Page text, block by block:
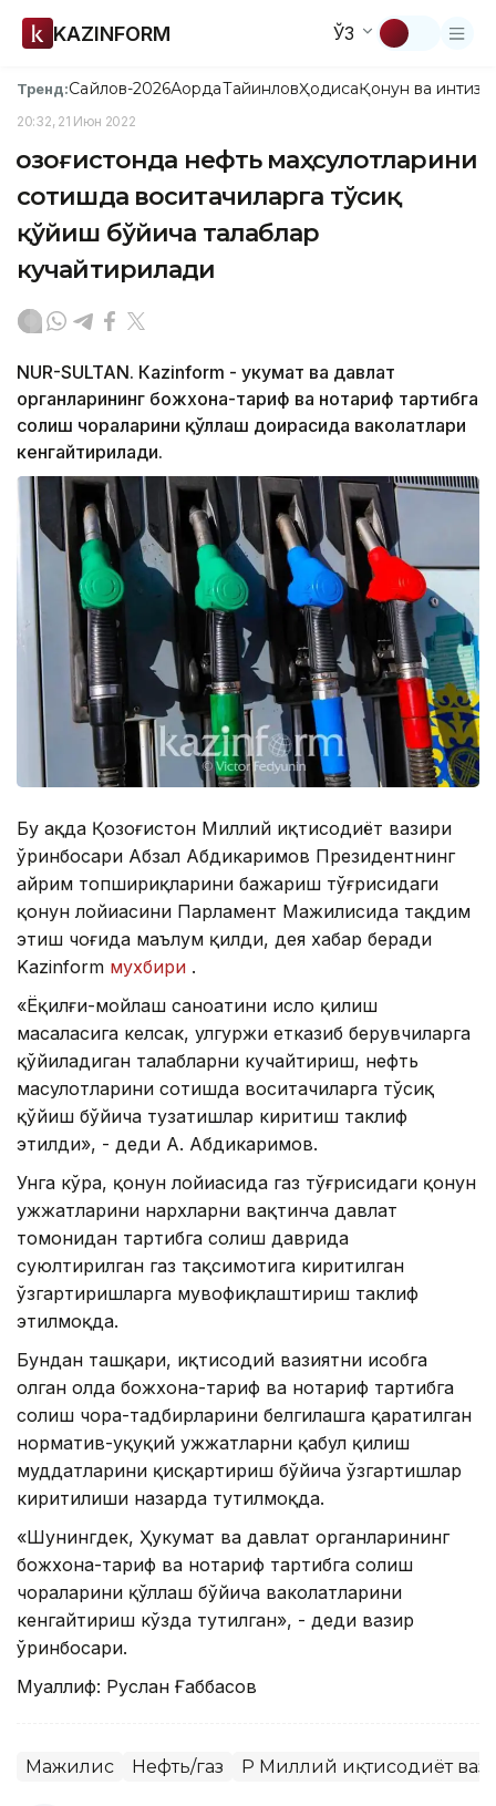
KAZINFORM ЎЗ
Тренд:Сайлов-2026АқордаТайинловҲодисаҚонун ва
20:32, 21 Июн 2022
Қозоғистонда нефть маҳсулотларини
сотишда воситачиларга тўсиқ
қўйиш бўйича талаблар
кучайтирилади
NUR-SULTAN. Кazinform - Ҳукумат ва давлат
органларининг божхона-тариф ва нотариф тартибга
солиш чораларини қўллаш доирасида ваколатлари
кенгайтирилади.
Бу ҳақда Қозоғистон Миллий иқтисодиёт вазири
ўринбосари Абзал Абдикаримов Президентнинг
айрим топшириқларини бажариш тўғрисидаги
қонун лойиҳасини Парламент Мажилисида тақдим
этиш чоғида маълум қилди, дея хабар беради
Kazinform мухбири .
«Ёқилғи-мойлаш саноатини ислоҳ қилиш
масаласига келсак, улгуржи етказиб берувчиларга
қўйиладиган талабларни кучайтириш, нефть
маҳсулотларини сотишда воситачиларга тўсиқ
қўйиш бўйича тузатишлар киритиш таклиф
этилди», - деди А. Абдикаримов.
Унга кўра, қонун лойиҳасида газ тўғрисидаги қонун
ҳужжатларини нархларни вақтинча давлат
томонидан тартибга солиш даврида
суюлтирилган газ тақсимотига киритилган
ўзгартиришларга мувофиқлаштириш таклиф
этилмоқда.
Бундан ташқари, иқтисодий вазиятни ҳисобга
олган ҳолда божхона-тариф ва нотариф тартибга
солиш чора-тадбирларини белгилашга қаратилган
норматив-ҳуқуқий ҳужжатларни қабул қилиш
муддатларини қисқартириш бўйича ўзгартишлар
киритилиши назарда тутилмоқда.
«Шунингдек, Ҳукумат ва давлат органларининг
божхона-тариф ва нотариф тартибга солиш
чораларини қўллаш бўйича ваколатларини
кенгайтириш кўзда тутилган», - деди вазир
ўринбосари.
Муаллиф: Руслан Ғаббасов
Мажилис Нефть/газ ҚР Миллий иқтисодиёт